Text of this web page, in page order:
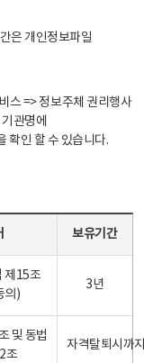
은 개인정보파일
=> 정보주체 권리행사
관명에
확인 할 수 있습니다.
보유기간
제15조
의)
3년
및 동법
조
자격탈퇴시까